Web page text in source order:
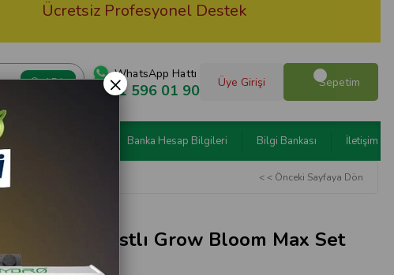
Ücretsiz Profesyonel Destek
WhatsApp Hattı
0551 596 01 90 Üye Girişi Sepetim
Besin Programları Banka Hesap Bilgileri Bilgi Bankası İletişim
< < Önceki Sayfaya Dön
Balastlı Grow Bloom Max Set
×